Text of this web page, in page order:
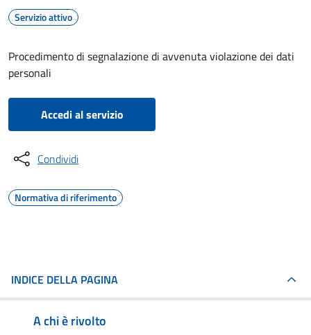
Servizio attivo
Procedimento di segnalazione di avvenuta violazione dei dati
personali
Accedi al servizio
Condividi
Normativa di riferimento
INDICE DELLA PAGINA
A chi è rivolto